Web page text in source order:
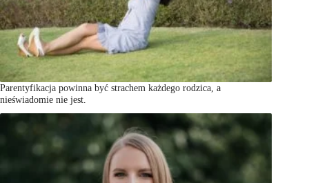
Parentyfikacja powinna być strachem każdego rodzica, a
nieświadomie nie jest.